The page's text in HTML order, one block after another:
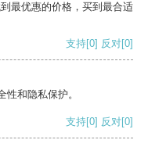
最优惠的价格，买到最合适
支持[0] 反对[0]
和隐私保护。
支持[0] 反对[0]